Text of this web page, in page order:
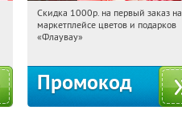
09:44:54 Получили:
Россия
Скидка 1000р. на первый заказ на
маркетплейсе цветов и подарков
«Флаувау»
Промокод